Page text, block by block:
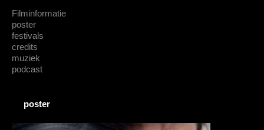
Filminformatie
poster
festivals
credits
muziek
podcast
poster